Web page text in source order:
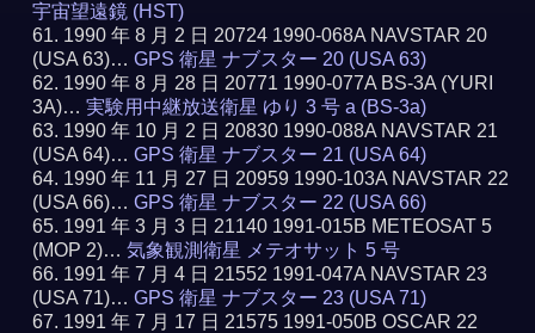
宇宙望遠鏡 (HST)
1990 年 8 月 2 日 20724 1990-068A NAVSTAR 20
(USA 63)…GPS 衛星 ナブスター 20 (USA 63)
1990 年 8 月 28 日 20771 1990-077A BS-3A (YURI
3A)…実験用中継放送衛星 ゆり 3 号 a (BS-3a)
1990 年 10 月 2 日 20830 1990-088A NAVSTAR 21
(USA 64)…GPS 衛星 ナブスター 21 (USA 64)
1990 年 11 月 27 日 20959 1990-103A NAVSTAR 22
(USA 66)…GPS 衛星 ナブスター 22 (USA 66)
1991 年 3 月 3 日 21140 1991-015B METEOSAT 5
(MOP 2)…気象観測衛星 メテオサット 5 号
1991 年 7 月 4 日 21552 1991-047A NAVSTAR 23
(USA 71)…GPS 衛星 ナブスター 23 (USA 71)
1991 年 7 月 17 日 21575 1991-050B OSCAR 22